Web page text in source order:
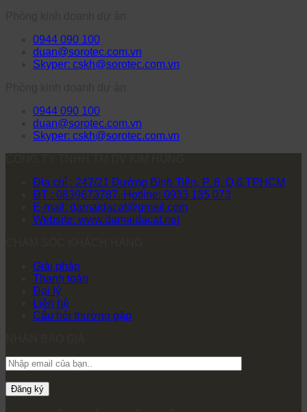
0944 090 100
duan@sorotec.com.vn
Skyper: cskh@sorotec.com.vn
0944 090 100
duan@sorotec.com.vn
Skyper: cskh@sorotec.com.vn
Địa chỉ : 247/21 Đường Bình Tiên, P. 8, Q.6,TPHCM
ĐT : 0839673787. Hotline: 0933 135 073
E-mail: damaidacat@gmail.com
Website: www.damaidacat.net
Giải pháp
Thanh toán
Đại lý
Liên hệ
Câu hỏi thường gặp